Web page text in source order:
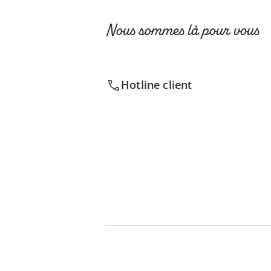
Nous sommes là pour vous
Hotline client